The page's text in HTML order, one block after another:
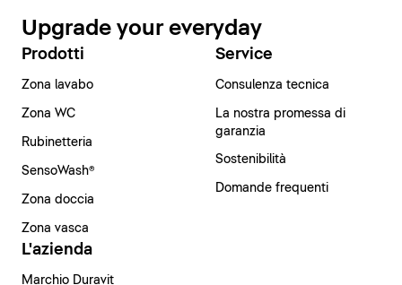
Upgrade your everyday
Prodotti
Zona lavabo
Zona WC
Rubinetteria
SensoWash®
Zona doccia
Zona vasca
Service
Consulenza tecnica
La nostra promessa di
garanzia
Sostenibilità
Domande frequenti
L'azienda
Marchio Duravit